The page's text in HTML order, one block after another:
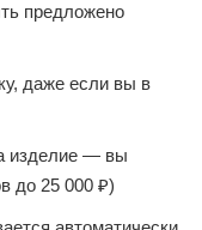
предложено
даже если вы в
изделие — вы
до 25 000 ₽)